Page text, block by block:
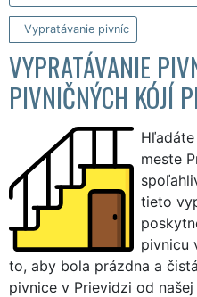
Vypratávanie pivníc
VYPRATÁVANIE
PIVNIČNÝCH KÓJÍ
meste
tieto
pivnicu
to, aby bola prázdna a
pivnice v Prievidzi od